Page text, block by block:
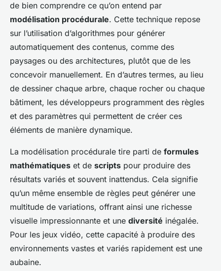
de bien comprendre ce qu’on entend par
modélisation procédurale. Cette technique repose
sur l’utilisation d’algorithmes pour générer
automatiquement des contenus, comme des
paysages ou des architectures, plutôt que de les
concevoir manuellement. En d’autres termes, au lieu
de dessiner chaque arbre, chaque rocher ou chaque
bâtiment, les développeurs programment des règles
et des paramètres qui permettent de créer ces
éléments de manière dynamique.
La modélisation procédurale tire parti de formules
mathématiques et de scripts pour produire des
résultats variés et souvent inattendus. Cela signifie
qu’un même ensemble de règles peut générer une
multitude de variations, offrant ainsi une richesse
visuelle impressionnante et une diversité inégalée.
Pour les jeux vidéo, cette capacité à produire des
environnements vastes et variés rapidement est une
aubaine.